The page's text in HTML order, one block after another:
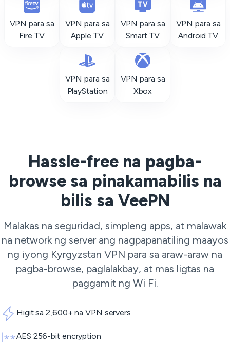
VPN para sa
Fire TV
VPN para sa
Apple TV
VPN para sa
Smart TV
VPN para sa
Android TV
VPN para sa
PlayStation
VPN para sa
Xbox
Hassle-free na pagba-
browse sa pinakamabilis na
bilis sa VeePN
Malakas na seguridad, simpleng apps, at malawak
na network ng server ang nagpapanatiling maayos
ng iyong Kyrgyzstan VPN para sa araw-araw na
pagba-browse, paglalakbay, at mas ligtas na
paggamit ng Wi Fi.
Higit sa 2,600+ na VPN servers
AES 256-bit encryption